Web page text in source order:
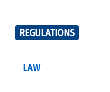
REGULATIONS
LAW